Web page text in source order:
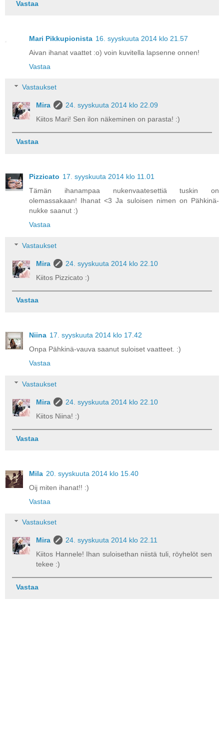
Vastaa
Mari Pikkupionista 16. syyskuuta 2014 klo 21.57
Aivan ihanat vaattet :o) voin kuvitella lapsenne onnen!
Vastaa
Vastaukset
Mira
24. syyskuuta 2014 klo 22.09
Kiitos Mari! Sen ilon näkeminen on parasta! :)
Vastaa
Pizzicato 17. syyskuuta 2014 klo 11.01
Tämän ihanampaa nukenvaatesettiä tuskin on
olemassakaan! Ihanat <3 Ja suloisen nimen on Pähkinä-
nukke saanut :)
Vastaa
Vastaukset
Mira
24. syyskuuta 2014 klo 22.10
Kiitos Pizzicato :)
Vastaa
Niina 17. syyskuuta 2014 klo 17.42
Onpa Pähkinä-vauva saanut suloiset vaatteet. :)
Vastaa
Vastaukset
Mira
24. syyskuuta 2014 klo 22.10
Kiitos Niina! :)
Vastaa
Mila 20. syyskuuta 2014 klo 15.40
Oij miten ihanat!! :)
Vastaa
Vastaukset
Mira
24. syyskuuta 2014 klo 22.11
Kiitos Hannele! Ihan suloisethan niistä tuli, röyhelöt sen
tekee :)
Vastaa